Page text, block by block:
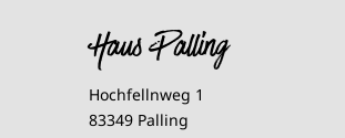
Haus Palling
Hochfellnweg 1
83349 Palling